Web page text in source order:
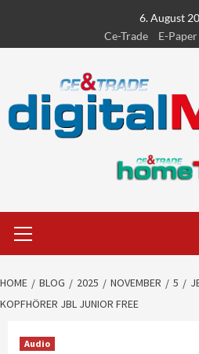
content
6. August
Ce-Trade
E-Paper
Menu
HOME BLOG 2025 NOVEMBER 5
KOPFHÖRER JBL JUNIOR FREE
Audio